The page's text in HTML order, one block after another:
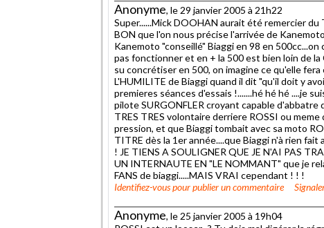
Anonyme, le 29 janvier 2005 à 21h22
Super......Mick DOOHAN aurait été remercier
BON que l'on nous précise l'arrivée de
Kanemoto "conseillé" Biaggi en 98 en
pas fonctionner et en + la 500 est bien loin de
su concrétiser en 500, on imagine ce qu'elle
L'HUMILITE de Biaggi quand il dit "qu'il doit y
premieres séances d'essais !.......hé hé hé ....je
pilote SURGONFLER croyant capable
TRES TRES volontaire derriere ROSSI ou
pression, et que Biaggi tombait avec sa moto
TITRE dès la 1er année....que Biaggi n'à rien
! JE TIENS A SOULIGNER QUE JE N'AI PAS
UN INTERNAUTE EN "LE NOMMANT" que je
FANS de biaggi.....MAIS VRAI cependant ! ! !
Identifiez-vouspour publier un commentaire
Anonyme, le 25 janvier 2005 à 19h04